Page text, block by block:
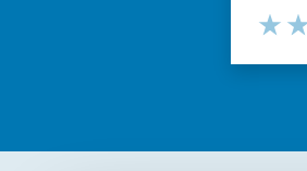
Valuta